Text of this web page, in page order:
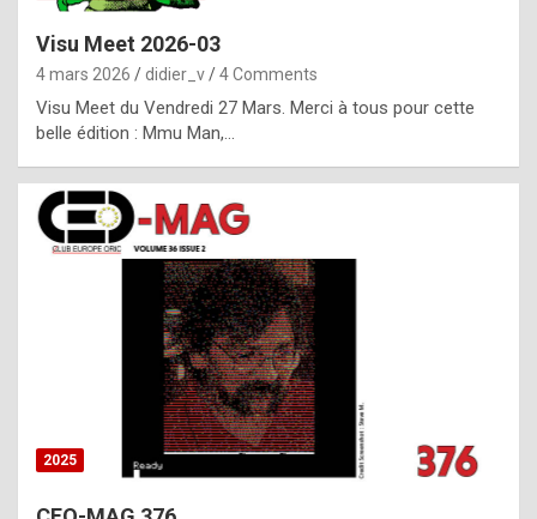
p
l
c
h
i
s
t
o
r
Visu Meet 2026-03
4 mars 2026 didier_v 4 Comments
Visu Meet du Vendredi 27 Mars. Merci à tous pour cette
belle édition : Mmu Man,…
2025